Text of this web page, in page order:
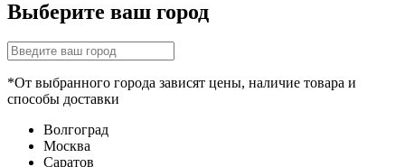
Выберите ваш город
*От выбранного города зависят цены, наличие товара и
способы доставки
Волгоград
Москва
Саратов